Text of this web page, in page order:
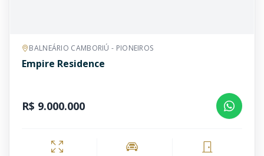
BALNEÁRIO CAMBORIÚ - PIONEIROS
Empire Residence
R$ 9.000.000